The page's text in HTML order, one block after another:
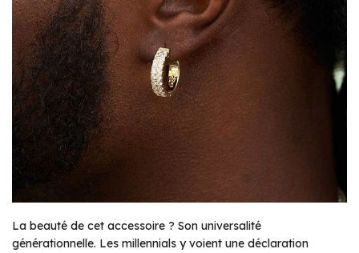
La beauté de cet accessoire ? Son universalité
générationnelle. Les millennials y voient une déclaration